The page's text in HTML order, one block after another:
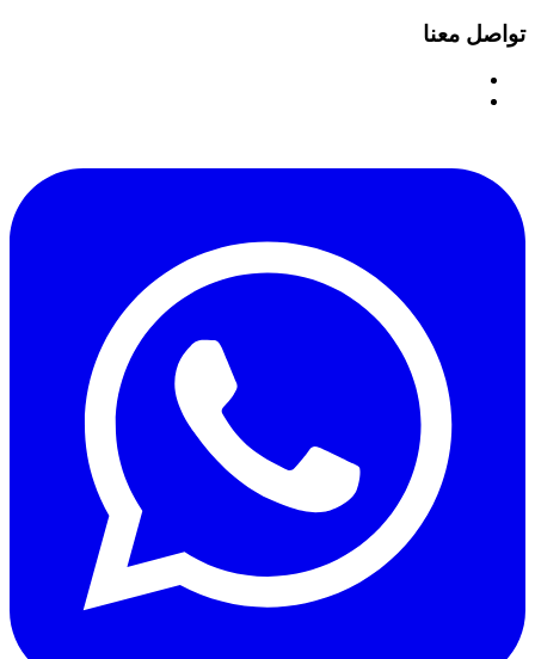
تواصل معنا